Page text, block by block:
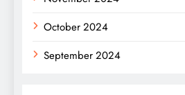
October 2024
September 2024